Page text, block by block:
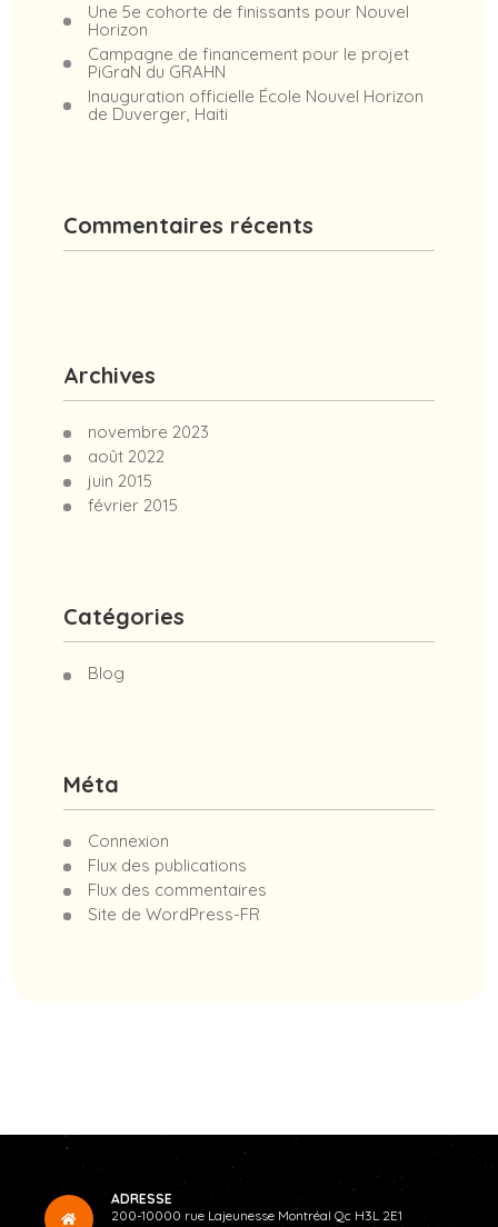
Une 5e cohorte de finissants pour Nouvel
Horizon
Campagne de financement pour le projet
PiGraN du GRAHN
Inauguration officielle École Nouvel Horizon
de Duverger, Haiti
Commentaires récents
Archives
novembre 2023
août 2022
juin 2015
février 2015
Catégories
Blog
Méta
Connexion
Flux des publications
Flux des commentaires
Site de WordPress-FR
ADRESSE
200-10000 rue Lajeunesse Montréal Qc H3L 2E1